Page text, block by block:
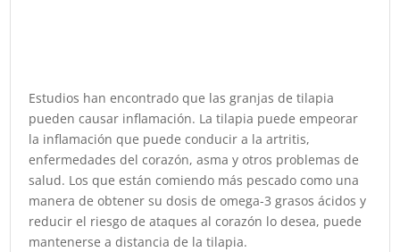
Estudios han encontrado que las granjas de tilapia
pueden causar inflamación. La tilapia puede empeorar
la inflamación que puede conducir a la artritis,
enfermedades del corazón, asma y otros problemas de
salud. Los que están comiendo más pescado como una
manera de obtener su dosis de omega-3 grasos ácidos y
reducir el riesgo de ataques al corazón lo desea, puede
mantenerse a distancia de la tilapia.